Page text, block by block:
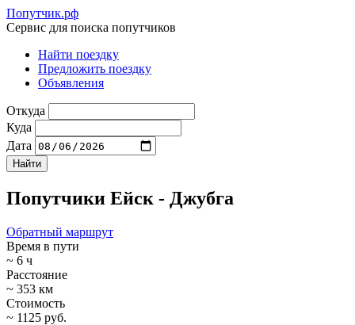
Попутчик.рф
Сервис для поиска попутчиков
Найти поездку
Предложить поездку
Объявления
Откуда
Куда
Дата
Попутчики Ейск - Джубга
Обратный маршрут
Время в пути
~ 6 ч
Расстояние
~ 353 км
Стоимость
~ 1125 руб.